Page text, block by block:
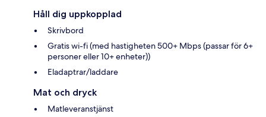
Håll dig uppkopplad
Skrivbord
Gratis wi-fi (med hastigheten 500+ Mbps (passar för 6+
personer eller 10+ enheter))
Eladaptrar/laddare
Mat och dryck
Matleveranstjänst